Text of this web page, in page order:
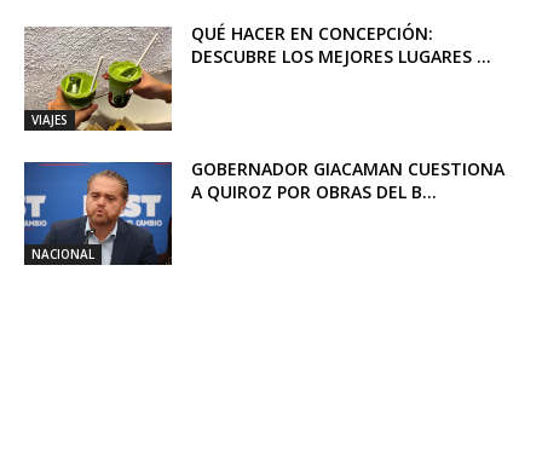
VIAJES
QUÉ HACER EN CONCEPCIÓN:
DESCUBRE LOS MEJORES LUGARES ...
NACIONAL
GOBERNADOR GIACAMAN CUESTIONA
A QUIROZ POR OBRAS DEL B...